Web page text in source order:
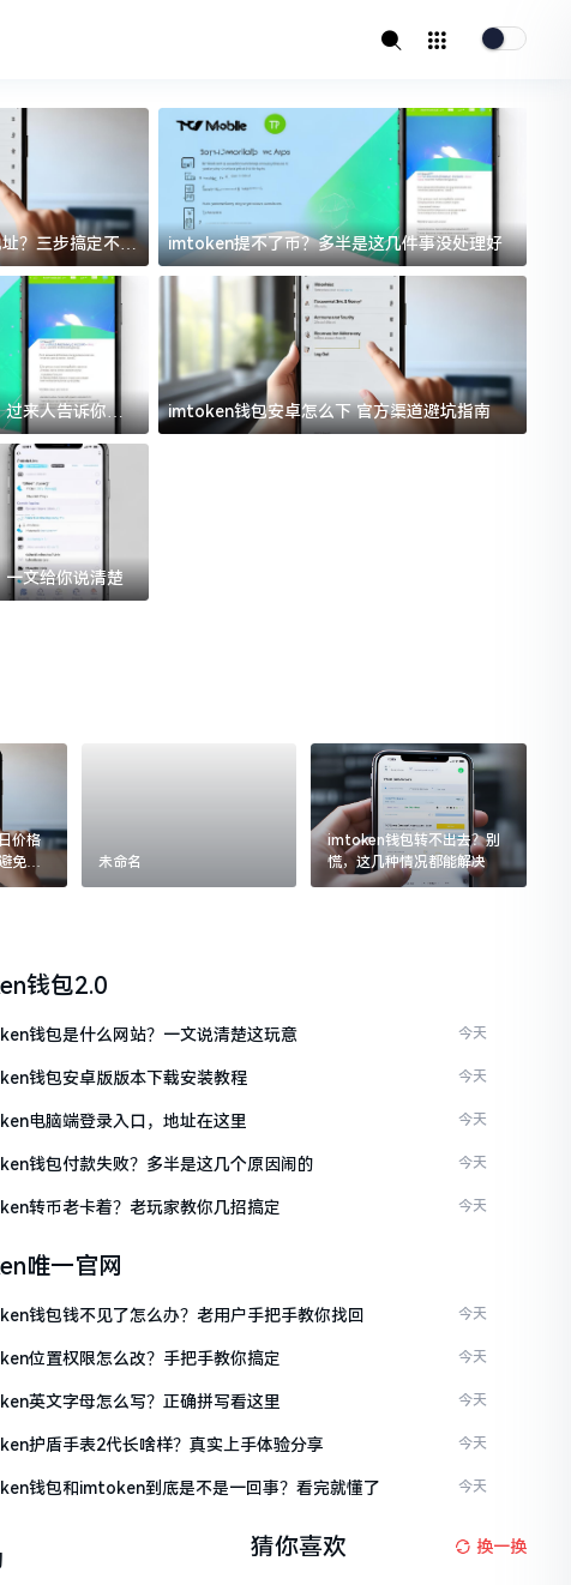
？三步搞定不踩
imtoken提不了币？多半是这几件事没处理好
来人告诉你门
imtoken钱包安卓怎么下 官方渠道避坑指南
文给你说清楚
价格
免追
未命名
imtoken钱包转不出去？别
慌，这几种情况都能解决
钱包2.0
钱包是什么网站？一文说清楚这玩意 今天
钱包安卓版版本下载安装教程 今天
电脑端登录入口，地址在这里 今天
钱包付款失败？多半是这几个原因闹的 今天
转币老卡着？老玩家教你几招搞定 今天
唯一官网
钱包钱不见了怎么办？老用户手把手教你找回 今天
位置权限怎么改？手把手教你搞定 今天
英文字母怎么写？正确拼写看这里 今天
护盾手表2代长啥样？真实上手体验分享 今天
钱包和imtoken到底是不是一回事？看完就懂了 今天
猜你喜欢 换一换